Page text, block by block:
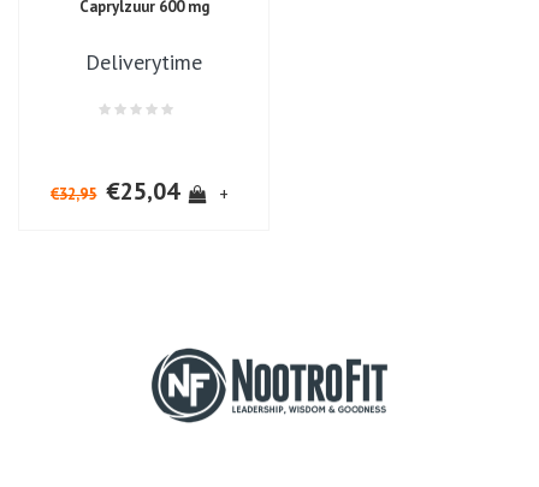
Caprylzuur 600 mg
Deliverytime
€32,95 €25,04 +